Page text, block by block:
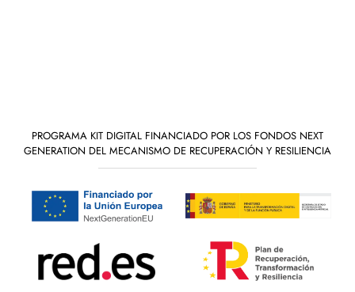
PROGRAMA KIT DIGITAL FINANCIADO POR LOS FONDOS NEXT
GENERATION DEL MECANISMO DE RECUPERACIÓN Y RESILIENCIA